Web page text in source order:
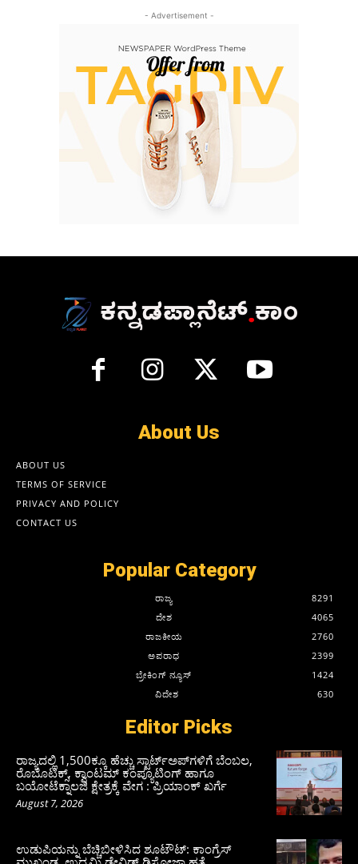
- Advertisement -
About Us
ABOUT US
TERMS OF SERVICE
PRIVACY AND POLICY
CONTACT US
Popular Category
ರಾಜ್ಯ
8291
ದೇಶ
4065
ರಾಜಕೀಯ
2760
ಅಪರಾಧ
2399
ಬ್ರೇಕಿಂಗ್ ನ್ಯೂಸ್
1424
ವಿದೇಶ
630
Editor Picks
ರಾಜ್ಯದಲ್ಲಿ 1,500ಕ್ಕೂ ಹೆಚ್ಚು ಸ್ಟಾರ್ಟ್‌ಅಪ್‌ಗಳಿಗೆ ಬೆಂಬಲ,
ರೊಬೊಟಿಕ್ಸ್, ಕ್ವಾಂಟಮ್ ಕಂಪ್ಯೂಟಿಂಗ್ ಹಾಗೂ
ಬಯೋಟೆಕ್ನಾಲಜಿ ಕ್ಷೇತ್ರಕ್ಕೆ ವೇಗ : ಪ್ರಿಯಾಂಕ್‌ ಖರ್ಗೆ
August 7, 2026
ಉಡುಪಿಯನ್ನು ಬೆಚ್ಚಿಬೀಳಿಸಿದ ಶೂಟೌಟ್‌: ಕಾಂಗ್ರೆಸ್‌